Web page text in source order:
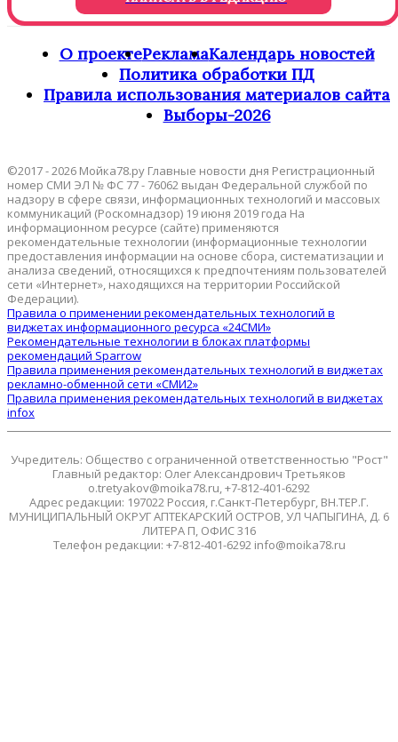
О проектеРекламаКалендарь новостей
Политика обработки ПД
Правила использования материалов сайта
Выборы-2026
©2017 - 2026 Мойка78.ру Главные новости дня Регистрационный
номер СМИ ЭЛ № ФС 77 - 76062 выдан Федеральной службой по
надзору в сфере связи, информационных технологий и массовых
коммуникаций (Роскомнадзор) 19 июня 2019 года На
информационном ресурсе (сайте) применяются
рекомендательные технологии (информационные технологии
предоставления информации на основе сбора, систематизации и
анализа сведений, относящихся к предпочтениям пользователей
сети «Интернет», находящихся на территории Российской
Федерации).
Правила о применении рекомендательных технологий в
виджетах информационного ресурса «24СМИ»
Рекомендательные технологии в блоках платформы
рекомендаций Sparrow
Правила применения рекомендательных технологий в виджетах
рекламно-обменной сети «СМИ2»
Правила применения рекомендательных технологий в виджетах
infox
Учредитель: Общество с ограниченной ответственностью "Рост"
Главный редактор: Олег Александрович Третьяков
o.tretyakov@moika78.ru, +7-812-401-6292
Адрес редакции: 197022 Россия, г.Санкт-Петербург, ВН.ТЕР.Г.
МУНИЦИПАЛЬНЫЙ ОКРУГ АПТЕКАРСКИЙ ОСТРОВ, УЛ ЧАПЫГИНА, Д. 6
ЛИТЕРА П, ОФИС 316
Телефон редакции: +7-812-401-6292 info@moika78.ru